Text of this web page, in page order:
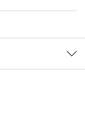
empresa.